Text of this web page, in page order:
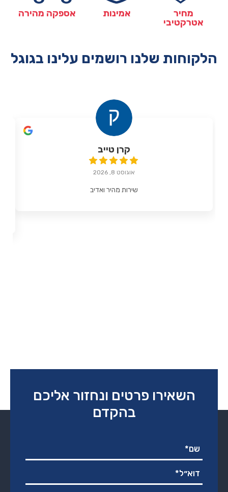
מחיר
אטרקטיבי
אמינות אספקה מהירה
הלקוחות שלנו רושמים עלינו בגוגל
קרן טייב
אוגוסט 8, 2026
שירות מהיר ואדיב
השאירו פרטים ונחזור אליכם
בהקדם